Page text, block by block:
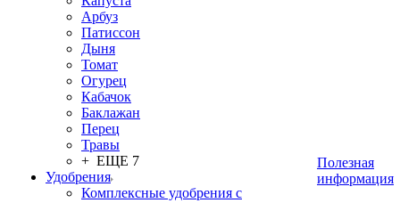
Арбуз
Патиссон
Дыня
Томат
Огурец
Кабачок
Баклажан
Перец
Травы
+ ЕЩЕ 7
Удобрения
Комплексные удобрения с
Полезная
информация